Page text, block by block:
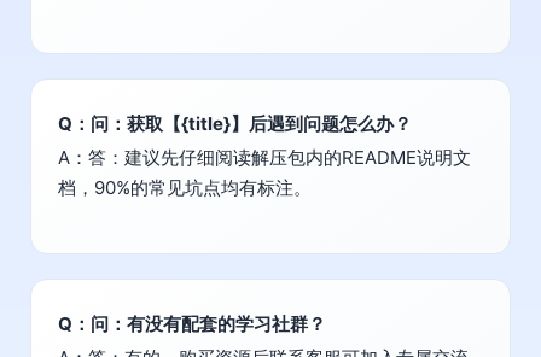
Q：问：获取【{title}】后遇到问题怎么办？
A：答：建议先仔细阅读解压包内的README说明文
档，90%的常见坑点均有标注。
Q：问：有没有配套的学习社群？